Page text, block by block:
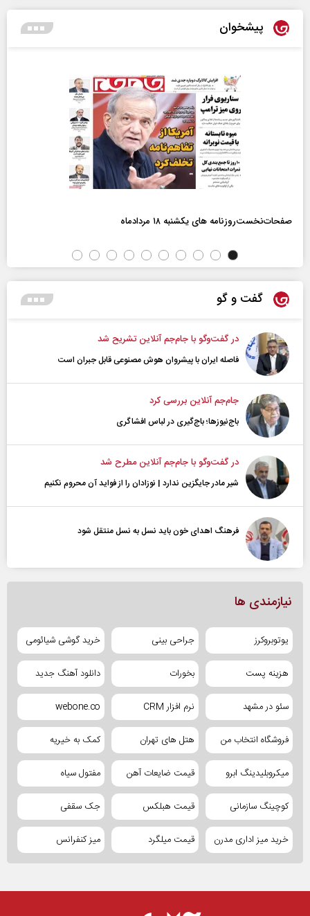
پیشخوان
صفحات‌نخست‌روزنامه ها‌ی یکشنبه ۱۸ مردادماه
گفت و گو
در گفت‌و‌گو با جام‌جم آنلاین تشریح شد
فاصله ایران با پیشرو‌ان هوش مصنوعی قابل جبران است
جام‌جم آنلاین بررسی کرد
باج‌نیوزها؛ باج‌گیری در لباس افشاگری
در گفت‌و‌گو با جام‌جم آنلاین مطرح شد
شیر مادر جایگزین ندارد | نوزادان را از فواید آن محروم نکنیم
فرهنگ اهدای خون باید نسل به نسل منتقل شود
نیازمندی ها
یوتوبروکرز جراحی بینی خرید گوشی شیائومی
هزینه پست بخورات دانلود آهنگ جدید
سئو در مشهد نرم افزار CRM webone.co
فروشگاه انتخاب من هتل های تهران کمک به خیریه
میکروبلیدینگ ابرو قیمت ضایعات آهن مفتول سیاه
کوچینگ سازمانی قیمت هبلکس جک سقفی
خرید میز اداری مدرن قیمت میلگرد میز کنفرانس